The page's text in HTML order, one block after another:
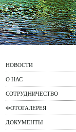
НОВОСТИ
О НАС
СОТРУДНИЧЕСТВО
ФОТОГАЛЕРЕЯ
ДОКУМЕНТЫ